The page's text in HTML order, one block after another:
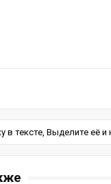
тексте, Выделите её и